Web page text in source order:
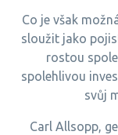
Co je však
sloužit jako
rostou
spolehlivou
svůj
Carl Allsopp,